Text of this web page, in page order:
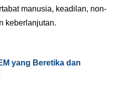
manusia, keadilan, non-
keberlanjutan.
yang Beretika dan